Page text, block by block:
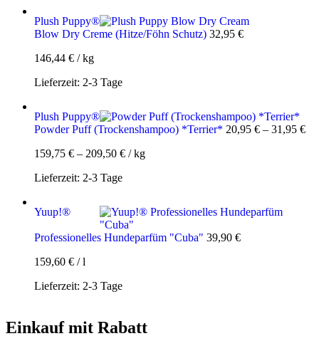
Plush Puppy®
Blow Dry Creme (Hitze/Föhn Schutz) 32,95 €
146,44 € /kg
Lieferzeit: 2-3 Tage
Plush Puppy®
Powder Puff (Trockenshampoo) *Terrier* 20,95 € – 31,95 €
159,75 € – 209,50 € /kg
Lieferzeit: 2-3 Tage
Yuup!®
Professionelles Hundeparfüm "Cuba" 39,90 €
159,60 € /l
Lieferzeit: 2-3 Tage
Einkauf mit Rabatt